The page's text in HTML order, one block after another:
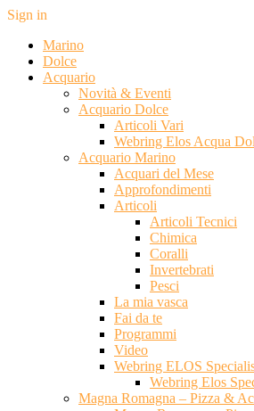
Sign in
Marino
Dolce
Acquario
Novità & Eventi
Acquario Dolce
Articoli Vari
Webring Elos Acqua
Acquario Marino
Acquari del Mese
Approfondimenti
Articoli
Articoli Tecnici
Chimica
Coralli
Invertebrati
Pesci
La mia vasca
Fai da te
Programmi
Video
Webring ELOS
Webring Elos
Magna Romagna – Pizza &